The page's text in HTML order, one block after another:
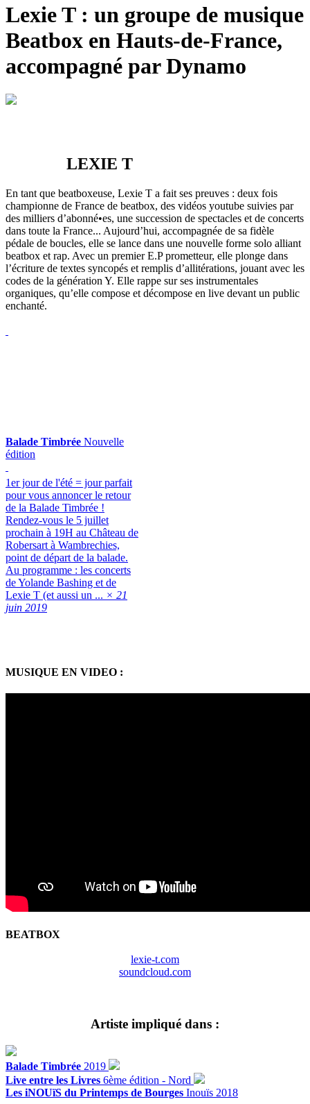
Lexie T : un groupe de musique
Beatbox en Hauts-de-France,
accompagné par Dynamo
LEXIE T
En tant que beatboxeuse, Lexie T a fait ses preuves : deux fois
championne de France de beatbox, des vidéos youtube suivies par
des milliers d’abonné•es, une succession de spectacles et de concerts
dans toute la France... Aujourd’hui, accompagnée de sa fidèle
pédale de boucles, elle se lance dans une nouvelle forme solo alliant
beatbox et rap. Avec un premier E.P prometteur, elle plonge dans
l’écriture de textes syncopés et remplis d’allitérations, jouant avec les
codes de la génération Y. Elle rappe sur ses instrumentales
organiques, qu’elle compose et décompose en live devant un public
enchanté.
Balade Timbrée Nouvelle
édition
1er jour de l'été = jour parfait
pour vous annoncer le retour
de la Balade Timbrée !
Rendez-vous le 5 juillet
prochain à 19H au Château de
Robersart à Wambrechies,
point de départ de la balade.
Au programme : les concerts
de Yolande Bashing et de
Lexie T (et aussi un ... × 21
juin 2019
MUSIQUE EN VIDEO :
BEATBOX
lexie-t.com
soundcloud.com
Artiste impliqué dans :
Balade Timbrée 2019
Live entre les Livres 6ème édition - Nord
Les iNOUïS du Printemps de Bourges Inouïs 2018